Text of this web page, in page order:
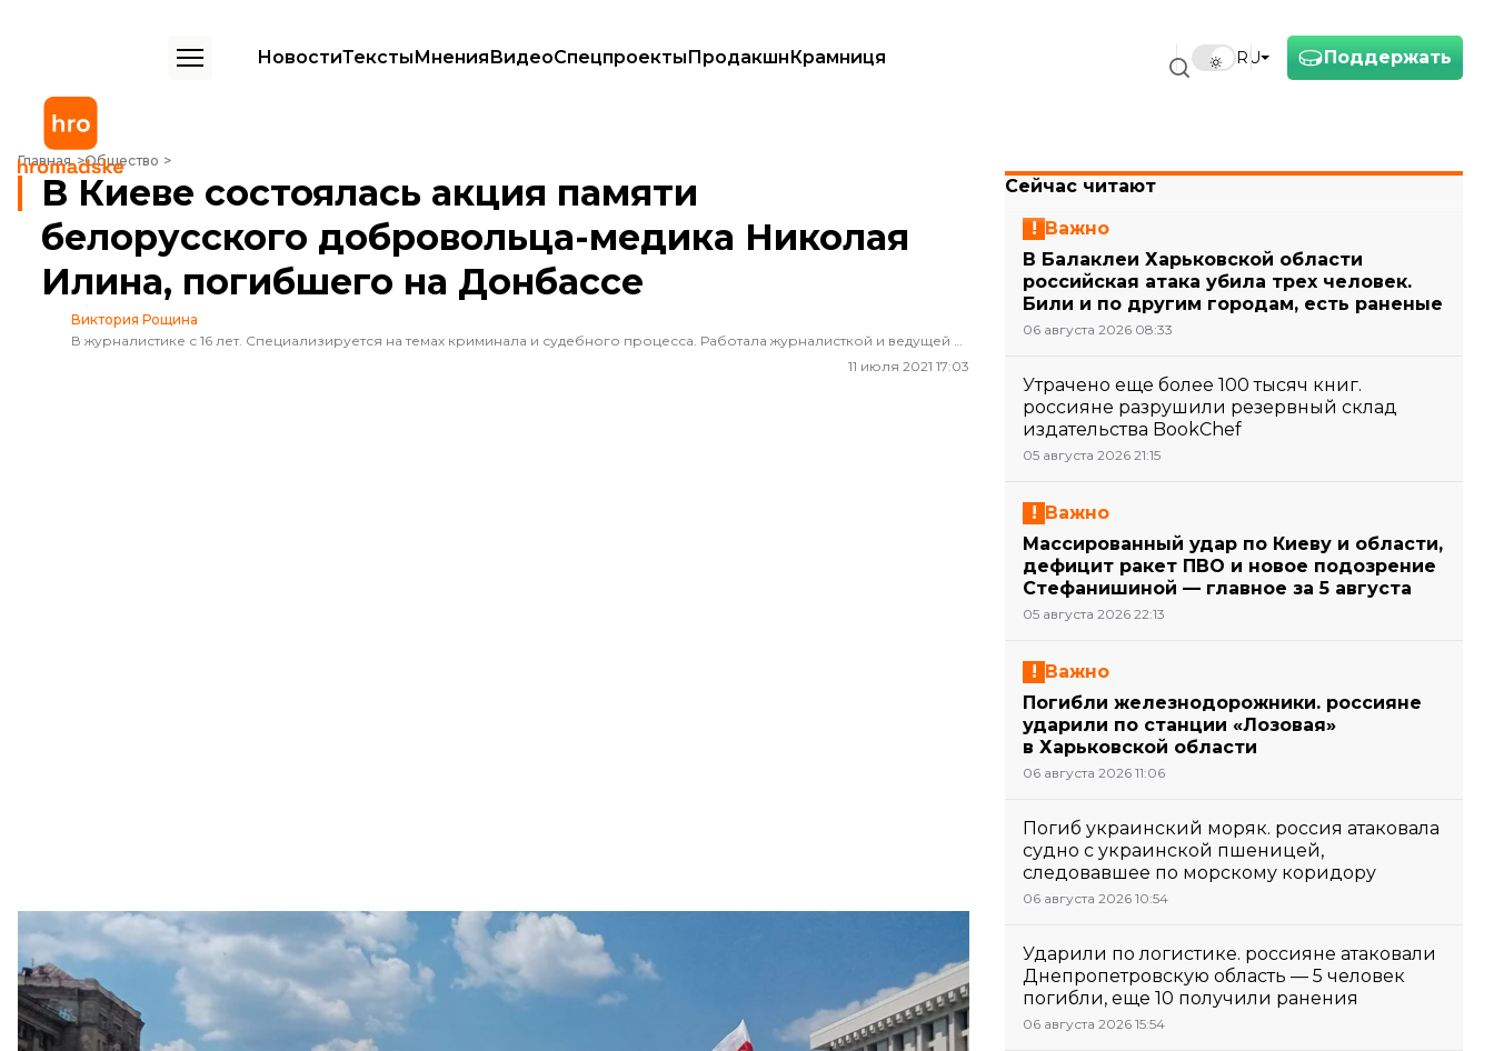
Поддержать
RU
НовостиТекстыМненияВидеоСпецпроектыПродакшнКрамниця
Главная Общество
В Киеве состоялась акция памяти белорусского добровольца-медика Николая Илина, погибшего на Донбассе
В Киеве состоялась акция памяти
белорусского добровольца-медика Николая
Илина, погибшего на Донбассе
Виктория Рощина
В журналистике с 16 лет. Специализируется на темах криминала и судебного процесса. Работала журналисткой и ведущей на «Украинском радио», «UA:Першому», писала для «Крым.Реалии», сотрудничала с «ЕвромайданSOS».
11 июля 2021 17:03
В Киеве состоялась акция памяти белорусского добровольца-медика Николая Илина, погибшего на Донбассе летом 2020 года
Виктория Рощина/hromadske
В Киеве активисты провели акцию памяти уроженца Беларуси и гражданина Эстонии Николая
Илина, погибшего в результате обстрела боевиков летом 2020 года при попытке эвакуировать
раненого побратима.
Сейчас читают
Важно
В Балаклеи Харьковской области
российская атака убила трех человек.
Били и по другим городам, есть раненые
06 августа 2026 08:33
Утрачено еще более 100 тысяч книг.
россияне разрушили резервный склад
издательства BookChef
05 августа 2026 21:15
Важно
Массированный удар по Киеву и области,
дефицит ракет ПВО и новое подозрение
Стефанишиной — главное за 5 августа
05 августа 2026 22:13
Важно
Погибли железнодорожники. россияне
ударили по станции «Лозовая»
в Харьковской области
06 августа 2026 11:06
Погиб украинский моряк. россия атаковала
судно с украинской пшеницей,
следовавшее по морскому коридору
06 августа 2026 10:54
Ударили по логистике. россияне атаковали
Днепропетровскую область — 5 человек
погибли, еще 10 получили ранения
06 августа 2026 15:54